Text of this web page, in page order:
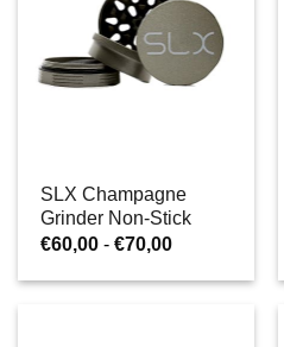
SLX Champagne
Grinder Non-Stick
€60,00 - €70,00Rango
precios: